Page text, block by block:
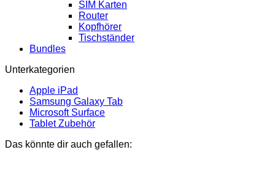
SIM Karten
Router
Kopfhörer
Tischständer
Bundles
Unterkategorien
Apple iPad
Samsung Galaxy Tab
Microsoft Surface
Tablet Zubehör
Das könnte dir auch gefallen: